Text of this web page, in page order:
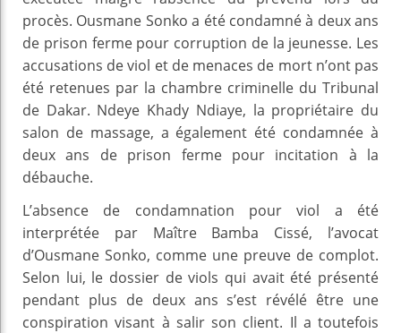
procès. Ousmane Sonko a été condamné à deux ans
de prison ferme pour corruption de la jeunesse. Les
accusations de viol et de menaces de mort n’ont pas
été retenues par la chambre criminelle du Tribunal
de Dakar. Ndeye Khady Ndiaye, la propriétaire du
salon de massage, a également été condamnée à
deux ans de prison ferme pour incitation à la
débauche.
L’absence de condamnation pour viol a été
interprétée par Maître Bamba Cissé, l’avocat
d’Ousmane Sonko, comme une preuve de complot.
Selon lui, le dossier de viols qui avait été présenté
pendant plus de deux ans s’est révélé être une
conspiration visant à salir son client. Il a toutefois